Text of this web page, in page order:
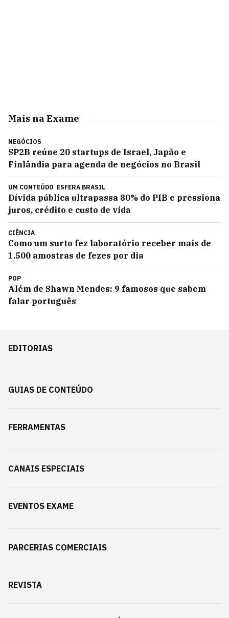
Mais na Exame
NEGÓCIOS
SP2B reúne 20 startups de Israel, Japão e
Finlândia para agenda de negócios no Brasil
UM CONTEÚDO ESFERA BRASIL
Dívida pública ultrapassa 80% do PIB e pressiona
juros, crédito e custo de vida
CIÊNCIA
Como um surto fez laboratório receber mais de
1.500 amostras de fezes por dia
POP
Além de Shawn Mendes: 9 famosos que sabem
falar português
EDITORIAS
GUIAS DE CONTEÚDO
FERRAMENTAS
CANAIS ESPECIAIS
EVENTOS EXAME
PARCERIAS COMERCIAIS
REVISTA